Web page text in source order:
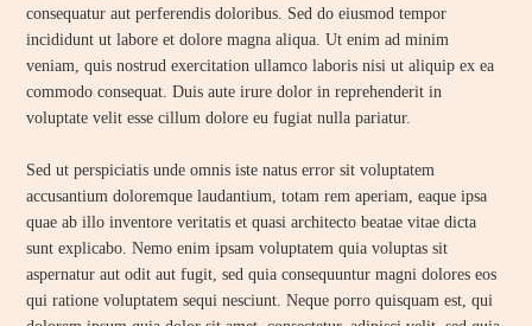
consequatur aut perferendis doloribus. Sed do eiusmod tempor
incididunt ut labore et dolore magna aliqua. Ut enim ad minim
veniam, quis nostrud exercitation ullamco laboris nisi ut aliquip ex ea
commodo consequat. Duis aute irure dolor in reprehenderit in
voluptate velit esse cillum dolore eu fugiat nulla pariatur.
Sed ut perspiciatis unde omnis iste natus error sit voluptatem
accusantium doloremque laudantium, totam rem aperiam, eaque ipsa
quae ab illo inventore veritatis et quasi architecto beatae vitae dicta
sunt explicabo. Nemo enim ipsam voluptatem quia voluptas sit
aspernatur aut odit aut fugit, sed quia consequuntur magni dolores eos
qui ratione voluptatem sequi nesciunt. Neque porro quisquam est, qui